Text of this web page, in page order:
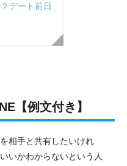
デート前日
【例文付き】
相手と共有したいけれ
いかわからないという人